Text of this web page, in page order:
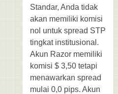
Standar, Anda tidak
akan memiliki komisi
nol untuk spread STP
tingkat institusional.
Akun Razor memiliki
komisi $ 3,50 tetapi
menawarkan spread
mulai 0,0 pips. Akun